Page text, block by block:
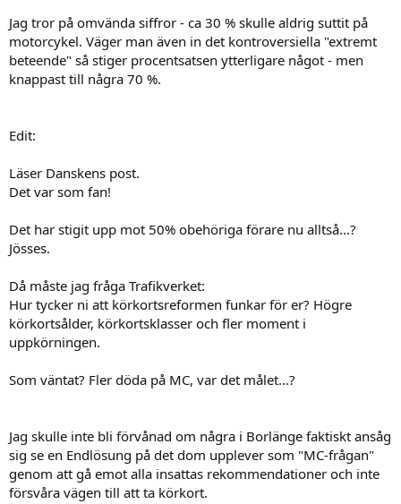
Jag tror på omvända siffror - ca 30 % skulle aldrig suttit på
motorcykel. Väger man även in det kontroversiella "extremt
beteende" så stiger procentsatsen ytterligare något - men
knappast till några 70 %.
Edit:
Läser Danskens post.
Det var som fan!
Det har stigit upp mot 50% obehöriga förare nu alltså...?
Jösses.
Då måste jag fråga Trafikverket:
Hur tycker ni att körkortsreformen funkar för er? Högre
körkortsålder, körkortsklasser och fler moment i
uppkörningen.
Som väntat? Fler döda på MC, var det målet...?
Jag skulle inte bli förvånad om några i Borlänge faktiskt ansåg
sig se en Endlösung på det dom upplever som "MC-frågan"
genom att gå emot alla insattas rekommendationer och inte
försvåra vägen till att ta körkort.